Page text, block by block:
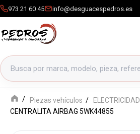
973 21 60 45 info@desguacespedros.es
Buscar productos
Piezas vehículos ELECTRICIDAD
CENTRALITA AIRBAG 5WK44855